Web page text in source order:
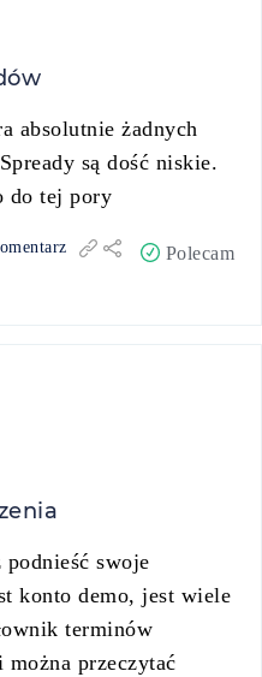
absolutnie żadnych
są dość niskie.
do tej pory
Polecam
swoje
konto demo, jest wiele
terminów
przeczytać